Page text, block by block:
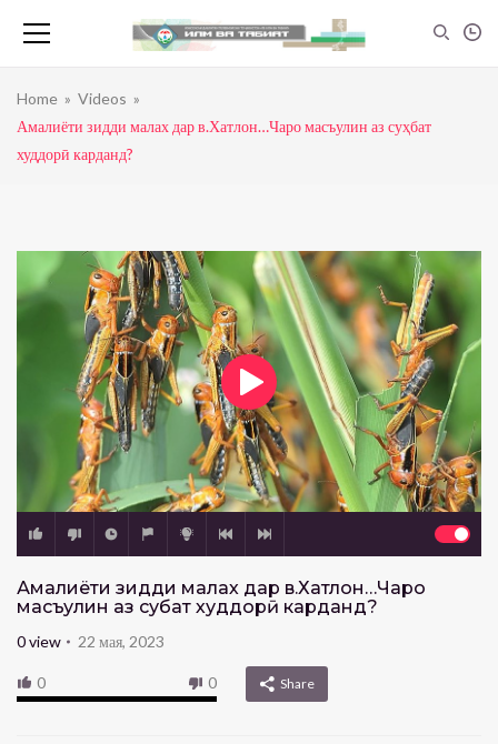
Home » Videos »
Амалиёти зидди малах дар в.Хатлон…Чаро масъулин аз суҳбат
худдорӣ карданд?
Амалиёти зидди малах дар в.Хатлон…Чаро
масъулин аз суҳбат худдорӣ карданд?
0view 22 мая, 2023
0 0 Share